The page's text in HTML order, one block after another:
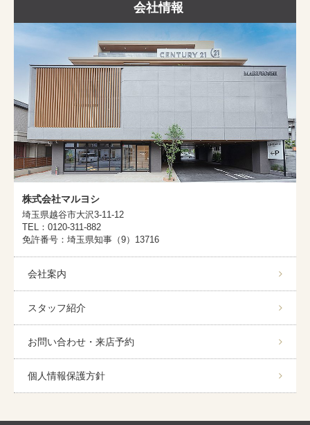
会社情報
株式会社マルヨシ
埼玉県越谷市大沢3-11-12
TEL：0120-311-882
免許番号：埼玉県知事（9）13716
会社案内
スタッフ紹介
お問い合わせ・来店予約
個人情報保護方針